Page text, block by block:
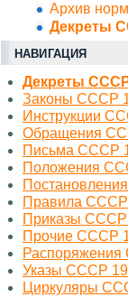
Архив
Декреты
НАВИГАЦИЯ
Декреты СССР
Законы СССР
Инструкции
Обращения
Письма СССР
Положения
Правила СССР
Приказы СССР
Прочие СССР
Указы СССР
Циркуляры